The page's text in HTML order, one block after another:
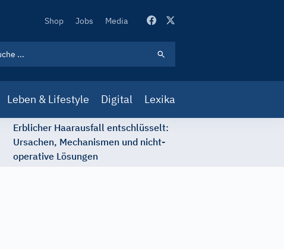
Secondary
Shop Jobs Media
Leben & Lifestyle Digital Lexika
Erblicher Haarausfall entschlüsselt:
Ursachen, Mechanismen und nicht-
operative Lösungen